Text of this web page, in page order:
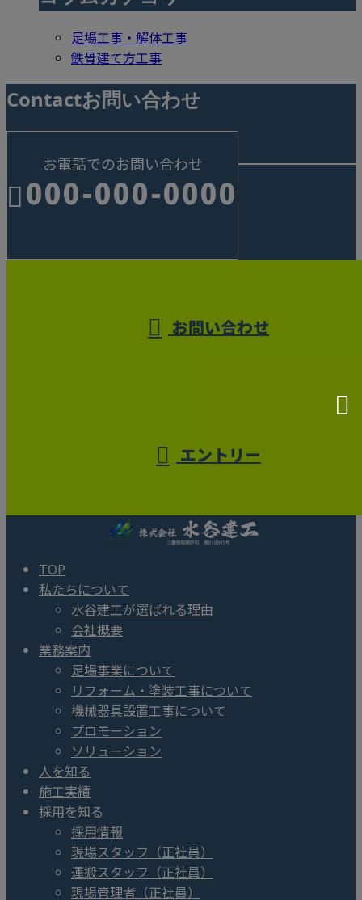
足場工事・解体工事
鉄骨建て方工事
Contactお問い合わせ
お電話でのお問い合わせ
000-000-0000
お問い合わせ
エントリー
TOP
私たちについて
水谷建工が選ばれる理由
会社概要
業務案内
足場事業について
リフォーム・塗装工事について
機械器具設置工事について
プロモーション
ソリューション
人を知る
施工実績
採用を知る
採用情報
現場スタッフ（正社員）
運搬スタッフ（正社員）
現場管理者（正社員）